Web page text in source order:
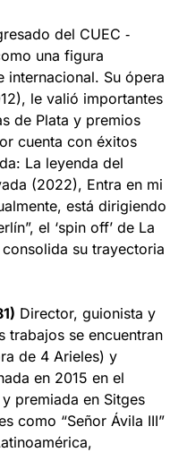
del CUEC ‑
una figura
internacional. Su ópera
le valió importantes
de Plata y premios
cuenta con éxitos
La leyenda del
(2022), Entra en mi
está dirigiendo
el ‘spin off’ de La
su trayectoria
Director, guionista y
trabajos se encuentran
de 4 Arieles) y
en 2015 en el
premiada en Sitges
como “Señor Ávila III”